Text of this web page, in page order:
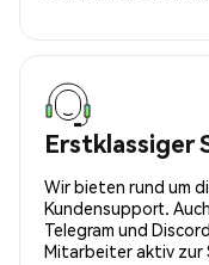
Erstklassiger
Wir bieten rund um
Kundensupport.
Telegram und
Mitarbeiter aktiv zur